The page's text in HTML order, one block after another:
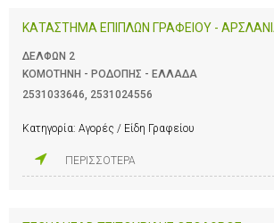
ΚΑΤΑΣΤΗΜΑ ΕΠΙΠΛΩΝ ΓΡΑΦΕΙΟΥ -
ΔΕΛΦΩΝ 2
ΚΟΜΟΤΗΝΗ - ΡΟΔΟΠΗΣ - ΕΛΛΑΔΑ
2531033646 2531024556
Κατηγορία: Αγορές / Είδη Γραφείου
ΠΕΡΙΣΣΟΤΕΡΑ